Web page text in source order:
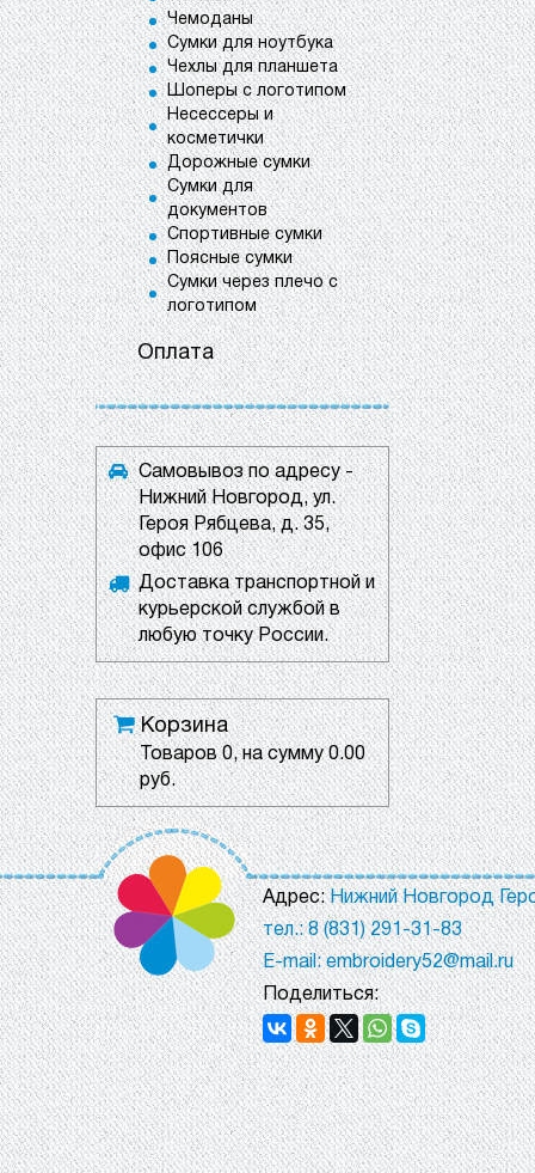
Чемоданы
Сумки для ноутбука
Чехлы для планшета
Шоперы с логотипом
Несессеры и
косметички
Дорожные сумки
Сумки для
документов
Спортивные сумки
Поясные сумки
Сумки через плечо с
логотипом
Оплата
Самовывоз по адресу -
Нижний Новгород, ул.
Героя Рябцева, д. 35,
офис 106
Доставка транспортной и
курьерской службой в
любую точку России.
Корзина
Товаров0, на сумму0.00
руб.
Адрес:Нижний Новгород
тел.: 8 (831) 291-31-83
E-mail: embroidery52@mail.ru
Поделиться: